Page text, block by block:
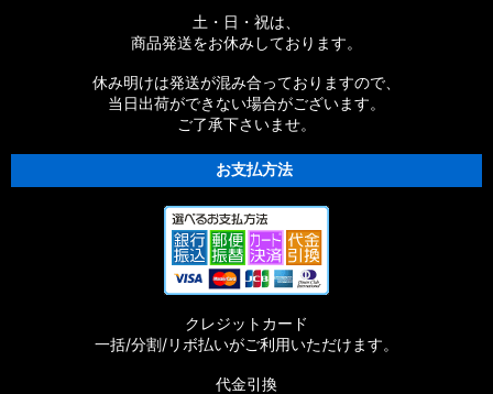
土・日・祝は、
商品発送をお休みしております。
休み明けは発送が混み合っておりますので、
当日出荷ができない場合がございます。
ご了承下さいませ。
お支払方法
クレジットカード
一括/分割/リボ払いがご利用いただけます。
代金引換